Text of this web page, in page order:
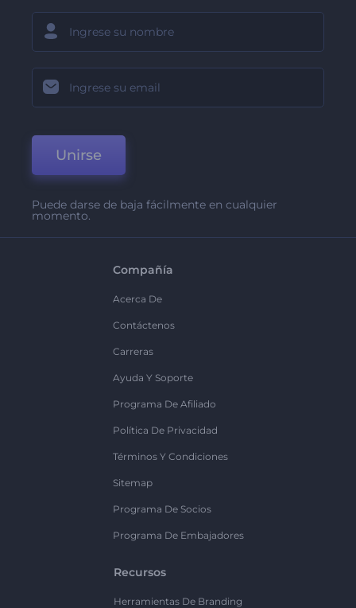
Unirse
Puede darse de baja fácilmente en cualquier
momento.
Compañía
Acerca De
Contáctenos
Carreras
Ayuda Y Soporte
Programa De Afiliado
Política De Privacidad
Términos Y Condiciones
Sitemap
Programa De Socios
Programa De Embajadores
Recursos
Herramientas De Branding